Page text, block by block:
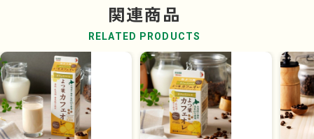
関連商品
RELATED PRODUCTS